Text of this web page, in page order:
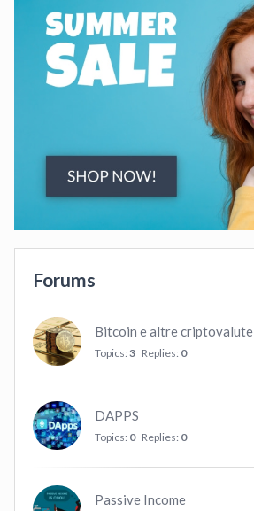
Forums
Bitcoin e altre criptovalute
Topics: 3 Replies: 0
DAPPS
Topics: 0 Replies: 0
Passive Income